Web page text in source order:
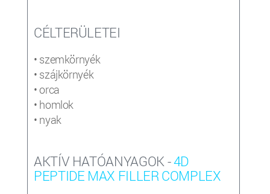
CÉLTERÜLETEI
• szemkörnyék
• szájkörnyék
• orca
• homlok
• nyak
AKTÍV HATÓANYAGOK -4D
PEPTIDE MAX FILLER COMPLEX